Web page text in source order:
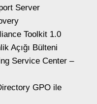
Server
Toolkit 1.0
Açığı Bülteni
Service Center –
GPO ile